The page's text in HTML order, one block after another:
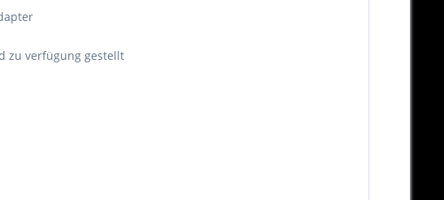
zu verfügung gestellt